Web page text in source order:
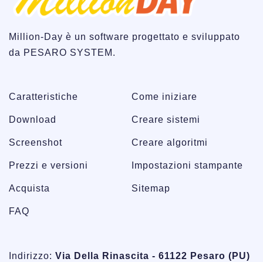
Million-Day è un software progettato e sviluppato
da PESARO SYSTEM.
Caratteristiche
Download
Screenshot
Prezzi e versioni
Acquista
FAQ
Come iniziare
Creare sistemi
Creare algoritmi
Impostazioni stampante
Sitemap
Indirizzo: Via Della Rinascita - 61122 Pesaro (PU)